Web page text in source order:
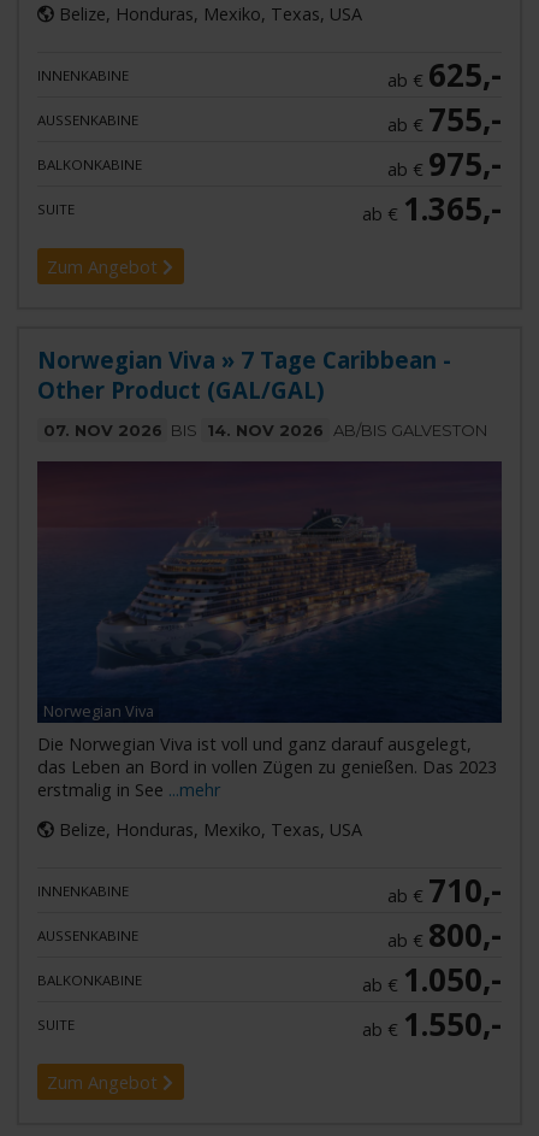
Belize, Honduras, Mexiko, Texas, USA
INNENKABINE ab € 625,-
AUSSENKABINE ab € 755,-
BALKONKABINE ab € 975,-
SUITE ab € 1.365,-
Zum Angebot
Norwegian Viva » 7 Tage Caribbean -
Other Product (GAL/GAL)
07. NOV 2026 BIS 14. NOV 2026 AB/BIS GALVESTON
Norwegian Viva
Die Norwegian Viva ist voll und ganz darauf ausgelegt,
das Leben an Bord in vollen Zügen zu genießen. Das 2023
erstmalig in See ...mehr
Belize, Honduras, Mexiko, Texas, USA
INNENKABINE ab € 710,-
AUSSENKABINE ab € 800,-
BALKONKABINE ab € 1.050,-
SUITE ab € 1.550,-
Zum Angebot